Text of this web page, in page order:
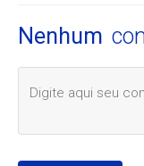
Nenhum